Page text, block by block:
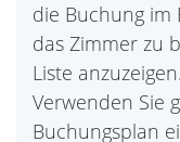
die Buchung im
das Zimmer zu
Liste anzuzeigen.
Verwenden Sie
Buchungsplan